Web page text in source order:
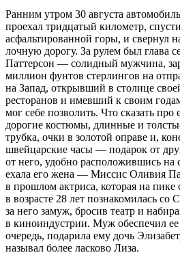
Ранним утром 30 августа
проехал тридцатый километр,
асфальтированной горы, и свернул
лочную дорогу. За рулем был глава
Паттерсон — солидный мужчина,
миллион фунтов стерлингов на
на Запад, открывший в столице
ресторанов и имевший к своим
мог себе позволить. Что сказать
дорогие костюмы, длинные и
трубка, очки в золотой оправе и,
швейцарские часы — подарок от
от него, удобно расположившись на
ехала его жена — Миссис Оливия
в прошлом актриса, которая на пике
в возрасте 28 лет познакомилась со
за него замуж, бросив театр и
в киноиндустрии. Муж обеспечил
очередь, подарила ему дочь
называл более ласково Лиза.